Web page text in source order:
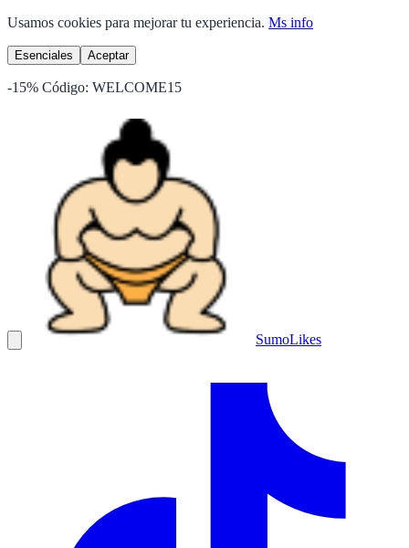
Usamos cookies para mejorar tu experiencia. Ms info
Esenciales Aceptar
-15% Código: WELCOME15
SumoLikes